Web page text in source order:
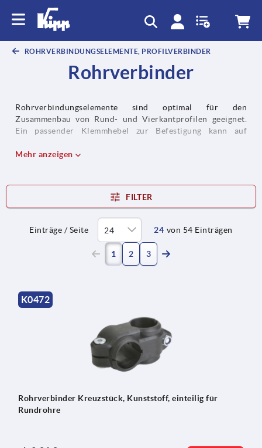
ROHRVERBINDUNGSELEMENTE, PROFILVERBINDER
Rohrverbinder
Rohrverbindungselemente sind optimal für den
Zusammenbau von Rund- und Vierkantprofilen geeignet.
Ein passender Klemmhebel zur Befestigung kann auf
Mehr anzeigen
FILTER
Einträge / Seite 24 von 54 Einträgen
1 (current)
2 3
K0472
Rohrverbinder Kreuzstück, Kunststoff, einteilig für
Rundrohre